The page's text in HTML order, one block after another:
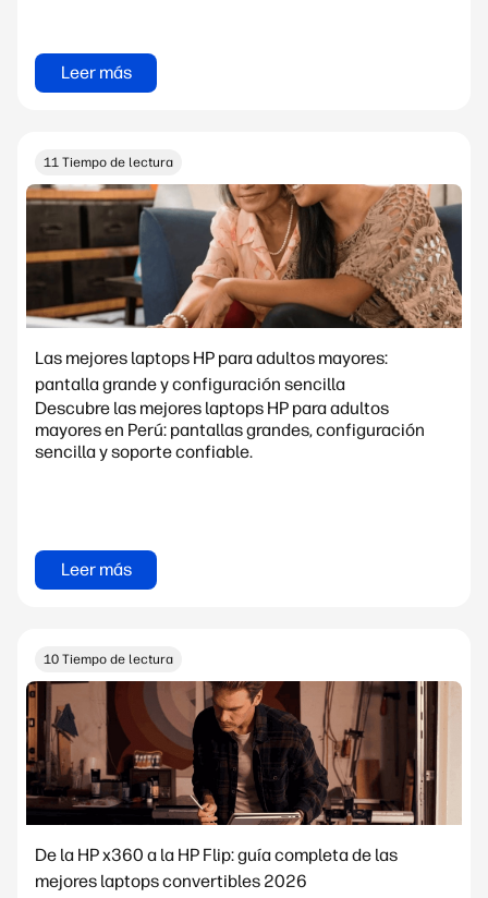
Leer más
11 Tiempo de lectura
Las mejores laptops HP para adultos mayores:
pantalla grande y configuración sencilla
Descubre las mejores laptops HP para adultos
mayores en Perú: pantallas grandes, configuración
sencilla y soporte confiable.
Leer más
10 Tiempo de lectura
De la HP x360 a la HP Flip: guía completa de las
mejores laptops convertibles 2026